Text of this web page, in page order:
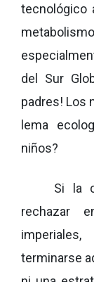
tecnológico
del Sur
padres! Los
lema
niños?
Si la
rechazar
terminarse